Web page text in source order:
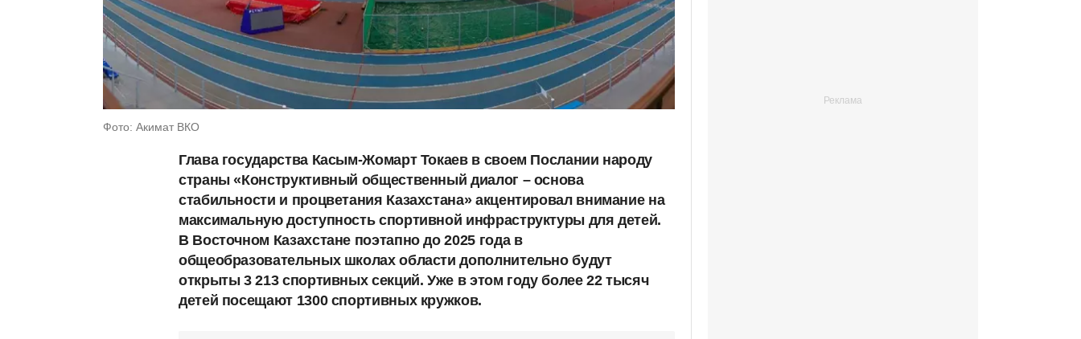
Фото: Акимат ВКО
Глава государства Касым-Жомарт Токаев в своем Послании народу
страны «Конструктивный общественный диалог – основа
стабильности и процветания Казахстана» акцентировал внимание на
максимальную доступность спортивной инфраструктуры для детей.
В Восточном Казахстане поэтапно до 2025 года в
общеобразовательных школах области дополнительно будут
открыты 3 213 спортивных секций. Уже в этом году более 22 тысяч
детей посещают 1300 спортивных кружков.